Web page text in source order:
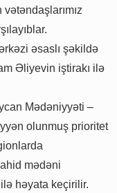
əsaslı şəkildə
Əliyevin iştirakı ilə
Mədəniyyəti –
olunmuş prioritet
mədəni
həyata keçirilir.